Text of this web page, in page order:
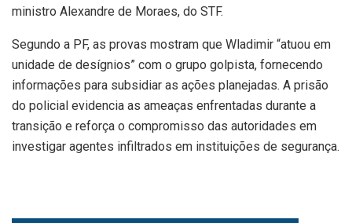
ministro Alexandre de Moraes, do STF.
Segundo a PF, as provas mostram que Wladimir “atuou em
unidade de desígnios” com o grupo golpista, fornecendo
informações para subsidiar as ações planejadas. A prisão
do policial evidencia as ameaças enfrentadas durante a
transição e reforça o compromisso das autoridades em
investigar agentes infiltrados em instituições de segurança.